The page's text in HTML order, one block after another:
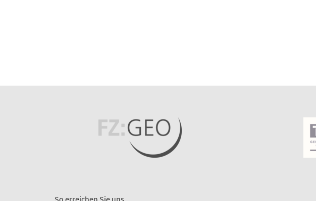
So erreichen Sie uns